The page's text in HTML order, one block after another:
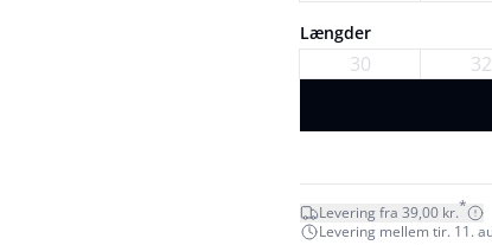
Længder
30 32
Levering fra 39,00 kr.*
Levering mellem tir. 11.